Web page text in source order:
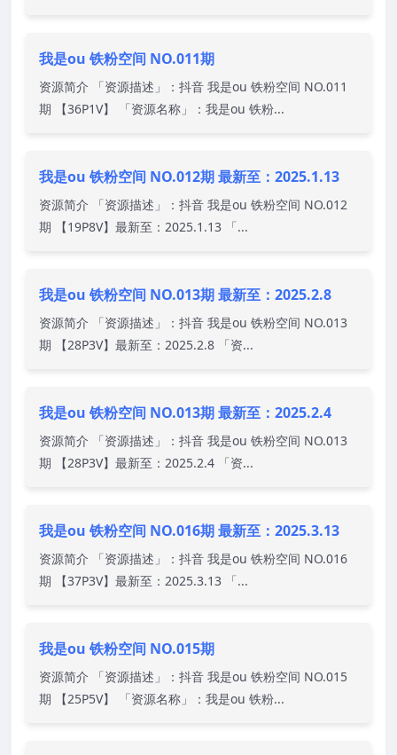
我是ou 铁粉空间 NO.011期
资源简介 「资源描述」：抖音 我是ou 铁粉空间 NO.011
期 【36P1V】 「资源名称」：我是ou 铁粉...
我是ou 铁粉空间 NO.012期 最新至：2025.1.13
资源简介 「资源描述」：抖音 我是ou 铁粉空间 NO.012
期 【19P8V】最新至：2025.1.13 「...
我是ou 铁粉空间 NO.013期 最新至：2025.2.8
资源简介 「资源描述」：抖音 我是ou 铁粉空间 NO.013
期 【28P3V】最新至：2025.2.8 「资...
我是ou 铁粉空间 NO.013期 最新至：2025.2.4
资源简介 「资源描述」：抖音 我是ou 铁粉空间 NO.013
期 【28P3V】最新至：2025.2.4 「资...
我是ou 铁粉空间 NO.016期 最新至：2025.3.13
资源简介 「资源描述」：抖音 我是ou 铁粉空间 NO.016
期 【37P3V】最新至：2025.3.13 「...
我是ou 铁粉空间 NO.015期
资源简介 「资源描述」：抖音 我是ou 铁粉空间 NO.015
期 【25P5V】 「资源名称」：我是ou 铁粉...